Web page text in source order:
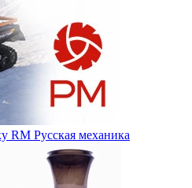
RM Русская механика